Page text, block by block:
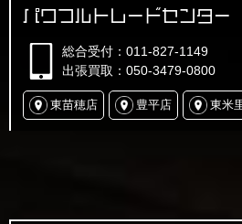
パワフルトレードセンター
総合受付：011-827-1149
出張買取：050-3479-0800
東苗穂店 豊平店 東米